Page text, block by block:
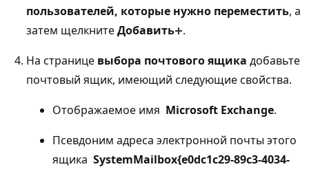
пользователей, которые нужно переместить, а
затем щелкнитеДобавить .
На странице выбора почтового ящика добавьте
почтовый ящик, имеющий следующие свойства.
Отображаемое имя  Microsoft Exchange.
Псевдоним адреса электронной почты этого
ящика  SystemMailbox{e0dc1c29-89c3-4034-